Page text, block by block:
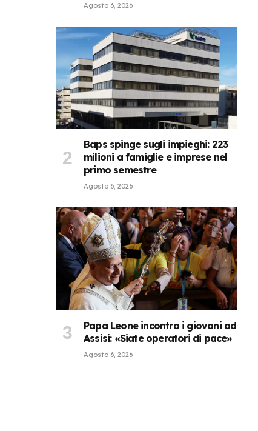
Agosto 6, 2026
Baps spinge sugli impieghi: 223
milioni a famiglie e imprese nel
primo semestre
Agosto 6, 2026
Papa Leone incontra i giovani ad
Assisi: «Siate operatori di pace»
Agosto 6, 2026